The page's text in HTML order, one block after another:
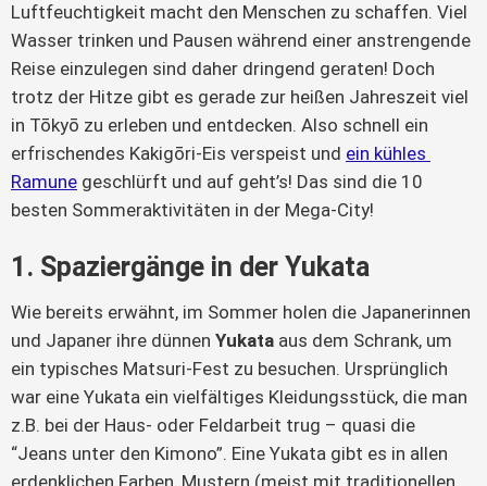
Luftfeuchtigkeit macht den Menschen zu schaffen. Viel
Wasser trinken und Pausen während einer anstrengende
Reise einzulegen sind daher dringend geraten! Doch
trotz der Hitze gibt es gerade zur heißen Jahreszeit viel
in Tōkyō zu erleben und entdecken. Also schnell ein
erfrischendes Kakigōri-Eis verspeist und ein kühles
Ramune geschlürft und auf geht’s! Das sind die 10
besten Sommeraktivitäten in der Mega-City!
1. Spaziergänge in der Yukata
Wie bereits erwähnt, im Sommer holen die Japanerinnen
und Japaner ihre dünnen Yukata aus dem Schrank, um
ein typisches Matsuri-Fest zu besuchen. Ursprünglich
war eine Yukata ein vielfältiges Kleidungsstück, die man
z.B. bei der Haus- oder Feldarbeit trug – quasi die
“Jeans unter den Kimono”. Eine Yukata gibt es in allen